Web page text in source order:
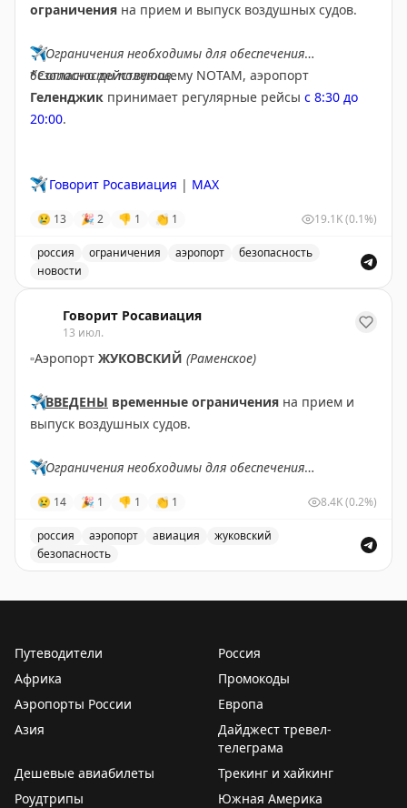
ограничения на прием и выпуск воздушных судов.
✈️Ограничения необходимы для обеспечения
безопасности полетов.
*Согласно действующему NOTAM, аэропорт
Геленджик принимает регулярные рейсы с 8:30 до
20:00.
✈️ Говорит Росавиация | MAX
😢 13 🎉 2 👎 1 👏 1 19.1K(0.1%)
россия ограничения аэропорт
безопасность
новости
Говорит Росавиация
13 июл.
▫️Аэропорт ЖУКОВСКИЙ (Раменское)
✈️ВВЕДЕНЫ временные ограничения на прием и
выпуск воздушных судов.
✈️Ограничения необходимы для обеспечения
✈️ Говорит Росавиация|MАХ
😢 14 🎉 1 👎 1 👏 1 8.4K(0.2%)
россия аэропорт авиация
жуковский
безопасность
Путеводители
Россия
Африка
Промокоды
Аэропорты России
Европа
Азия
Дайджест тревел-
телеграма
Дешевые авиабилеты
Трекинг и хайкинг
Роудтрипы
Южная Америка